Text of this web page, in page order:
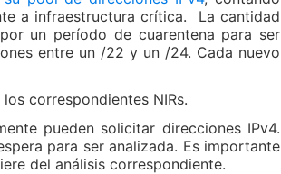
a infraestructura crítica. La cantidad
un período de cuarentena para ser
entre un /22 y un /24. Cada nuevo
correspondientes NIRs.
pueden solicitar direcciones IPv4.
para ser analizada. Es importante
del análisis correspondiente.